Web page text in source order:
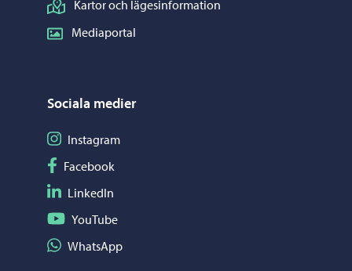
Kartor och lägesinformation
Mediaportal
Sociala medier
Följ på Instagram
Instagram
Följ på Facebook
Facebook
Följ på LinkedIn
LinkedIn
Följ på YouTube
YouTube
Dela på WhatsApp
WhatsApp